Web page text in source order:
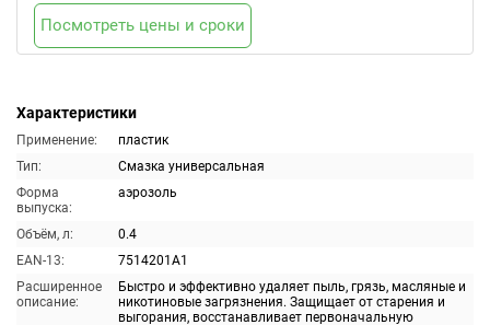
Характеристики
Применение:
пластик
Тип:
Смазка универсальная
Форма
выпуска:
аэрозоль
Объём, л:
0.4
EAN-13:
7514201A1
Расширенное
описание:
Быстро и эффективно удаляет пыль, грязь, масляные и
никотиновые загрязнения. Защищает от старения и
выгорания, восстанавливает первоначальную
Посмотреть цены и сроки